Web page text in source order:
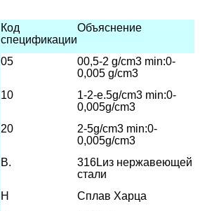
Код
спецификации
Объяснение
05
00,5-2 g/cm3 min:0-
0,005 g/cm3
10
1-2-е.5g/cm3 min:0-
0,005g/cm3
20
2-5g/cm3 min:0-
0,005g/cm3
В. 316Lиз нержавеющей
стали
H
Сплав Харца